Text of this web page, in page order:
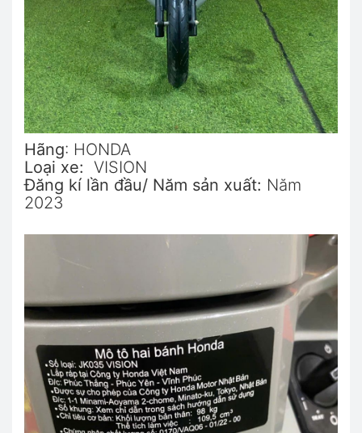
Hãng: HONDA
Loại xe: VISION
Đăng kí lần đầu/ Năm sản xuất: Năm
2023